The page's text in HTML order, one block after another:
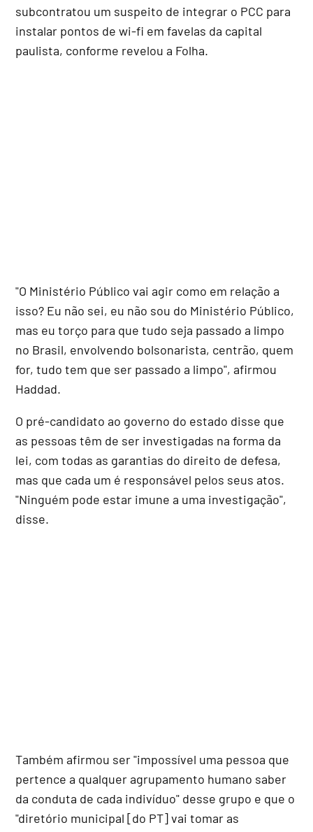
subcontratou um suspeito de integrar o PCC para
instalar pontos de wi-fi em favelas da capital
paulista, conforme revelou a Folha.
"O Ministério Público vai agir como em relação a
isso? Eu não sei, eu não sou do Ministério Público,
mas eu torço para que tudo seja passado a limpo
no Brasil, envolvendo bolsonarista, centrão, quem
for, tudo tem que ser passado a limpo", afirmou
Haddad.
O pré-candidato ao governo do estado disse que
as pessoas têm de ser investigadas na forma da
lei, com todas as garantias do direito de defesa,
mas que cada um é responsável pelos seus atos.
"Ninguém pode estar imune a uma investigação",
disse.
Também afirmou ser "impossível uma pessoa que
pertence a qualquer agrupamento humano saber
da conduta de cada indivíduo" desse grupo e que o
"diretório municipal [do PT] vai tomar as